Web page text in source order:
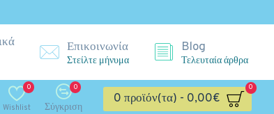
Επικοινωνία
Στείλτε μήνυμα
Blog
Τελευταία άρθρα
Wishlist
0
Σύγκριση
0
0 προϊόν(τα) - 0,00€
0